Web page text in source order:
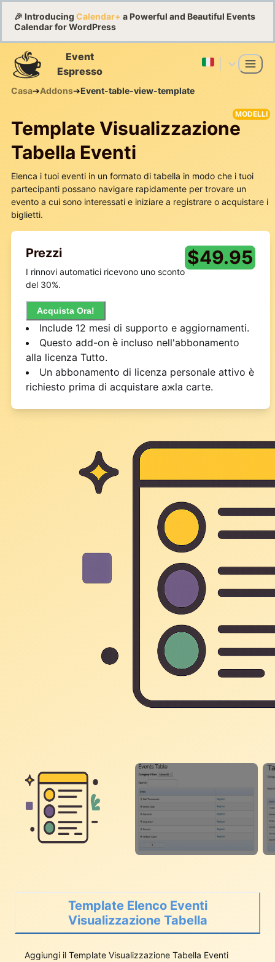
🎉 Introducing Calendar+ a Powerful and Beautiful Events
Calendar for WordPress
Event
Espresso
Casa➔Addons➔Event-table-view-template
Template Visualizzazione
Tabella Eventi
MODELLI
Elenca i tuoi eventi in un formato di tabella in modo che i tuoi
partecipanti possano navigare rapidamente per trovare un
evento a cui sono interessati e iniziare a registrare o acquistare i
biglietti.
Prezzi
I rinnovi automatici ricevono uno sconto
del 30%.
Acquista Ora!
$49.95
Include 12 mesi di supporto e aggiornamenti.
Questo add-on è incluso nell'abbonamento
alla licenza Tutto.
Un abbonamento di licenza personale attivo è
richiesto prima di acquistare aжla carte.
Template Elenco Eventi
Visualizzazione Tabella
Aggiungi il Template Visualizzazione Tabella Eventi